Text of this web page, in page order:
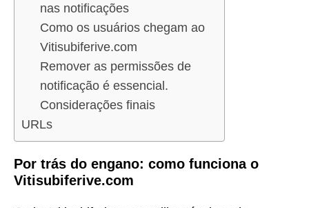
nas notificações
Como os usuários chegam ao
Vitisubiferive.com
Remover as permissões de
notificação é essencial.
Considerações finais
URLs
Por trás do engano: como funciona o
Vitisubiferive.com